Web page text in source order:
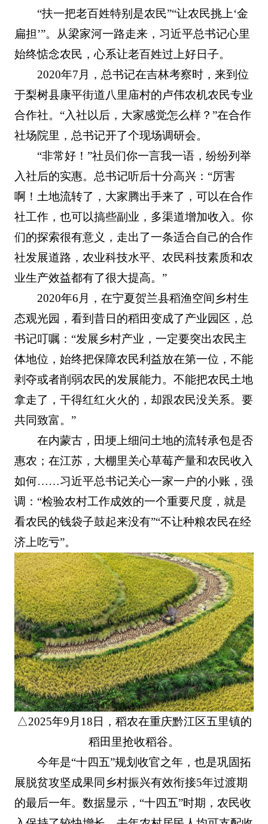
“扶一把老百姓特别是农民”“让农民挑上‘金
扁担’”。从梁家河一路走来，习近平总书记心里
始终惦念农民，心系让老百姓过上好日子。
2020年7月，总书记在吉林考察时，来到位
于梨树县康平街道八里庙村的卢伟农机农民专业
合作社。“入社以后，大家感觉怎么样？”在合作
社场院里，总书记开了个现场调研会。
“非常好！”社员们你一言我一语，纷纷列举
入社后的实惠。总书记听后十分高兴：“厉害
啊！土地流转了，大家腾出手来了，可以在合作
社工作，也可以搞些副业，多渠道增加收入。你
们的探索很有意义，走出了一条适合自己的合作
社发展道路，农业科技水平、农民科技素质和农
业生产效益都有了很大提高。”
2020年6月，在宁夏贺兰县稻渔空间乡村生
态观光园，看到昔日的稻田变成了产业园区，总
书记叮嘱：“发展乡村产业，一定要突出农民主
体地位，始终把保障农民利益放在第一位，不能
剥夺或者削弱农民的发展能力。不能把农民土地
拿走了，干得红红火火的，却跟农民没关系。要
共同致富。”
在内蒙古，田埂上细问土地的流转承包是否
惠农；在江苏，大棚里关心草莓产量和农民收入
如何……习近平总书记关心一家一户的小账，强
调：“检验农村工作成效的一个重要尺度，就是
看农民的钱袋子鼓起来没有”“不让种粮农民在经
济上吃亏”。
△2025年9月18日，稻农在重庆黔江区五里镇的
稻田里抢收稻谷。
今年是“十四五”规划收官之年，也是巩固拓
展脱贫攻坚成果同乡村振兴有效衔接5年过渡期
的最后一年。数据显示，“十四五”时期，农民收